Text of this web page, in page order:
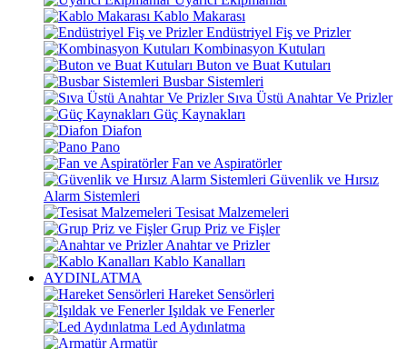
Kablo Makarası
Endüstriyel Fiş ve Prizler
Kombinasyon Kutuları
Buton ve Buat Kutuları
Busbar Sistemleri
Sıva Üstü Anahtar Ve Prizler
Güç Kaynakları
Diafon
Pano
Fan ve Aspiratörler
Güvenlik ve Hırsız
Alarm Sistemleri
Tesisat Malzemeleri
Grup Priz ve Fişler
Anahtar ve Prizler
Kablo Kanalları
AYDINLATMA
Hareket Sensörleri
Işıldak ve Fenerler
Led Aydınlatma
Armatür